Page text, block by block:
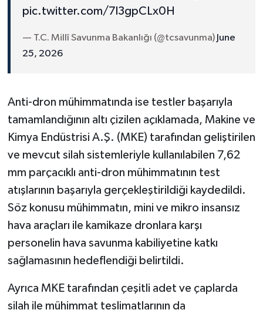
pic.twitter.com/7l3gpCLx0H
— T.C. Millî Savunma Bakanlığı (@tcsavunma) June
25, 2026
Anti-dron mühimmatında ise testler başarıyla
tamamlandığının altı çizilen açıklamada, Makine ve
Kimya Endüstrisi A.Ş. (MKE) tarafından geliştirilen
ve mevcut silah sistemleriyle kullanılabilen 7,62
mm parçacıklı anti-dron mühimmatının test
atışlarının başarıyla gerçekleştirildiği kaydedildi.
Söz konusu mühimmatın, mini ve mikro insansız
hava araçları ile kamikaze dronlara karşı
personelin hava savunma kabiliyetine katkı
sağlamasının hedeflendiği belirtildi.
Ayrıca MKE tarafından çeşitli adet ve çaplarda
silah ile mühimmat teslimatlarının da